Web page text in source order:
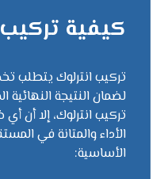
كيفية تركيب
تركيب انترلوك يتطلب
لضمان النتيجة
تركيب انترلوك، إلا أن
الأداء والمتانة في
الأساسية: